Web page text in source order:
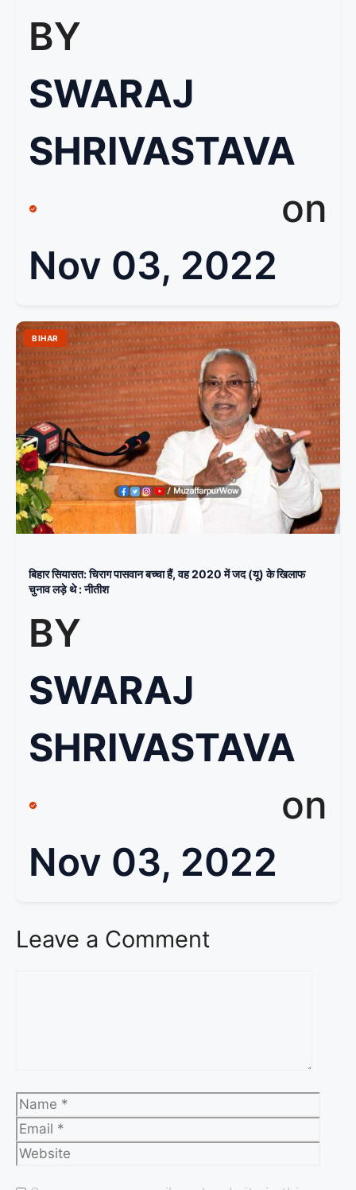
BY
SWARAJ
SHRIVASTAVA
on
Nov 03, 2022
BIHAR
बिहार सियासत: चिराग पासवान बच्चा हैं, वह 2020 में जद (यू) के खिलाफ
चुनाव लड़े थे : नीतीश
BY
SWARAJ
SHRIVASTAVA
on
Nov 03, 2022
Leave a Comment